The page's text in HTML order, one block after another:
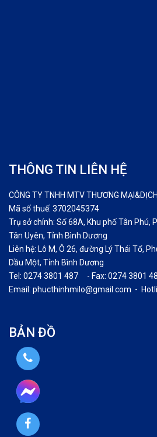
THÔNG TIN LIÊN HỆ
CÔNG TY TNHH MTV THƯƠNG
Mã số thuế: 3702045374
Trụ sở chính: Số 68A, Khu phố Tân Phú,
Tân Uyên, Tỉnh Bình Dương
Liên hệ: Lô M, Ô 26, đường Lý Thái Tổ,
Dầu Một, Tỉnh Bình Dương
Tel: 0274 3801 487 - Fax: 0274 3801
Email: phucthinhmilo@gmail.com -
BẢN ĐỒ